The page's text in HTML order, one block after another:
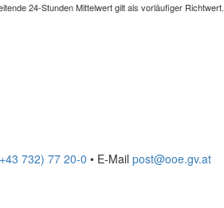
24-Stunden Mittelwert gilt als vorläufiger Richtwert.
732) 77 20-0 • E-Mail post@ooe.gv.at